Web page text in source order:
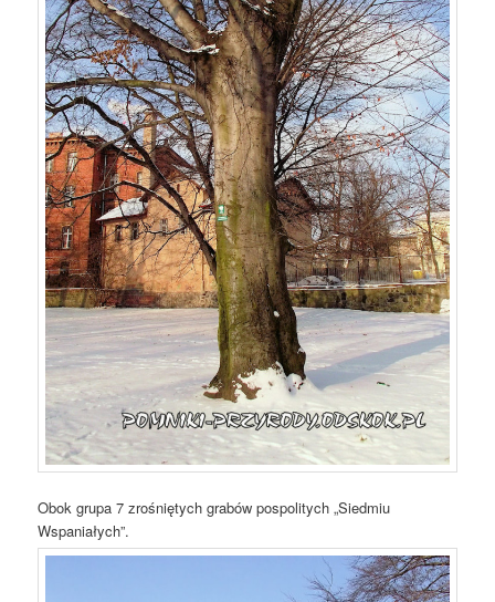
Obok grupa 7 zrośniętych grabów pospolitych „Siedmiu
Wspaniałych”.